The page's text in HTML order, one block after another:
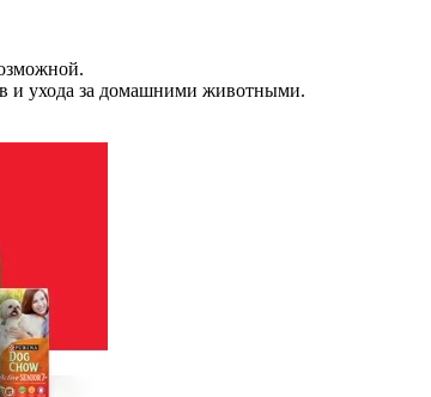
и ухода за домашними животными.